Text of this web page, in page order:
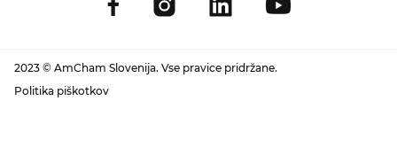
2023 © AmCham Slovenija. Vse pravice pridržane.
Politika piškotkov